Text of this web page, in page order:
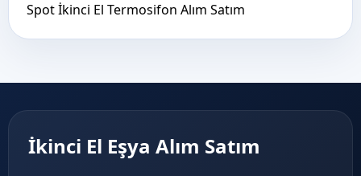
Spot İkinci El Termosifon Alım Satım
İkinci El Eşya Alım Satım